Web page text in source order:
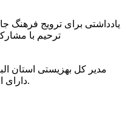
یادداشتی برای ترویج فرهنگ
ترحیم با
دارای اختلالات بینایی در این استان خبر داد.